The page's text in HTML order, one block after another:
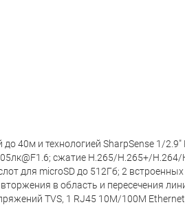
40м и технологией SharpSense 1/2.9"
сжатие H.265/H.265+/
для microSD до 512Гб; 2
в область и пересечения
TVS, 1 RJ45 10M/100M